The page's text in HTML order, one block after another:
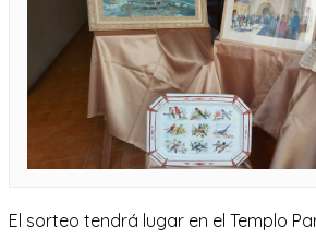
El sorteo tendrá lugar en el Templo